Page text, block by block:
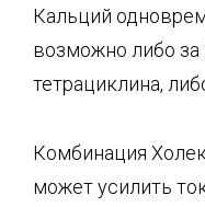
Кальций
возможно либо за
тетрациклина,
Комбинация
может усилить